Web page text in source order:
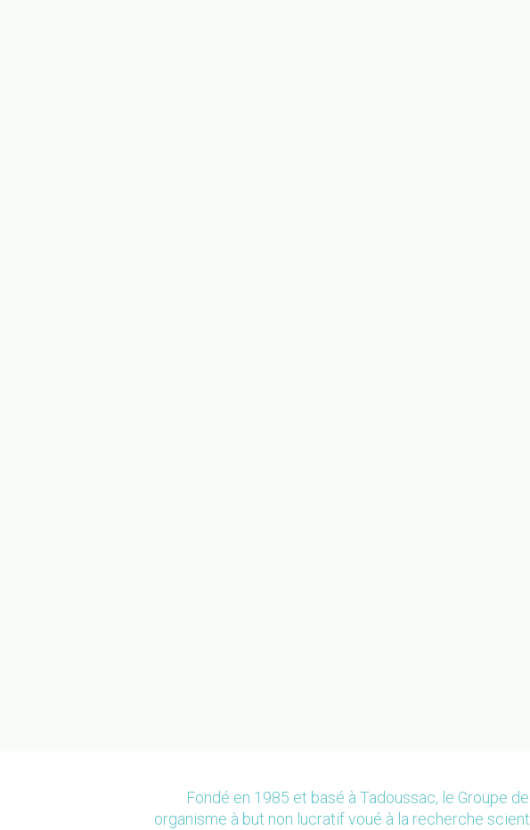
Fondé en 1985 et basé à Tadoussac, le Groupe
organisme à but non lucratif voué à la recherche